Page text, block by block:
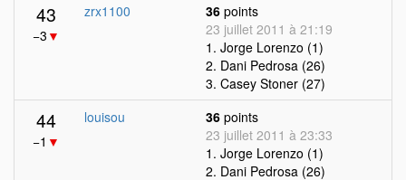
43
−3 ▼
zrx1100 36 points
23 juillet 2011 à 21:19
1. Jorge Lorenzo (1)
2. Dani Pedrosa (26)
3. Casey Stoner (27)
44
−1 ▼
louisou 36 points
23 juillet 2011 à 23:33
1. Jorge Lorenzo (1)
2. Dani Pedrosa (26)